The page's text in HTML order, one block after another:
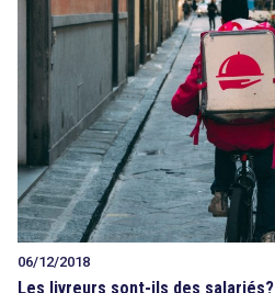
06/12/2018
Les livreurs sont-ils des salariés?